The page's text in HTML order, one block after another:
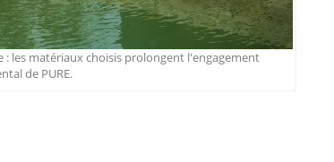
les matériaux choisis prolongent l'engagement
de PURE.